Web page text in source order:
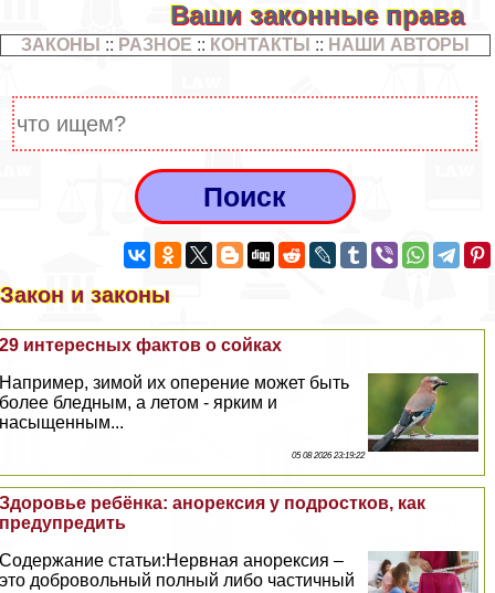
Ваши законные права
ЗАКОНЫ :: РАЗНОЕ :: КОНТАКТЫ :: НАШИ АВТОРЫ
Закон и законы
29 интересных фактов о сойках
Например, зимой их оперение может быть
более бледным, а летом - ярким и
насыщенным...
05 08 2026 23:19:22
Здоровье ребёнка: анорексия у подростков, как
предупредить
Содержание статьи:Нервная анорексия –
это добровольный полный либо частичный